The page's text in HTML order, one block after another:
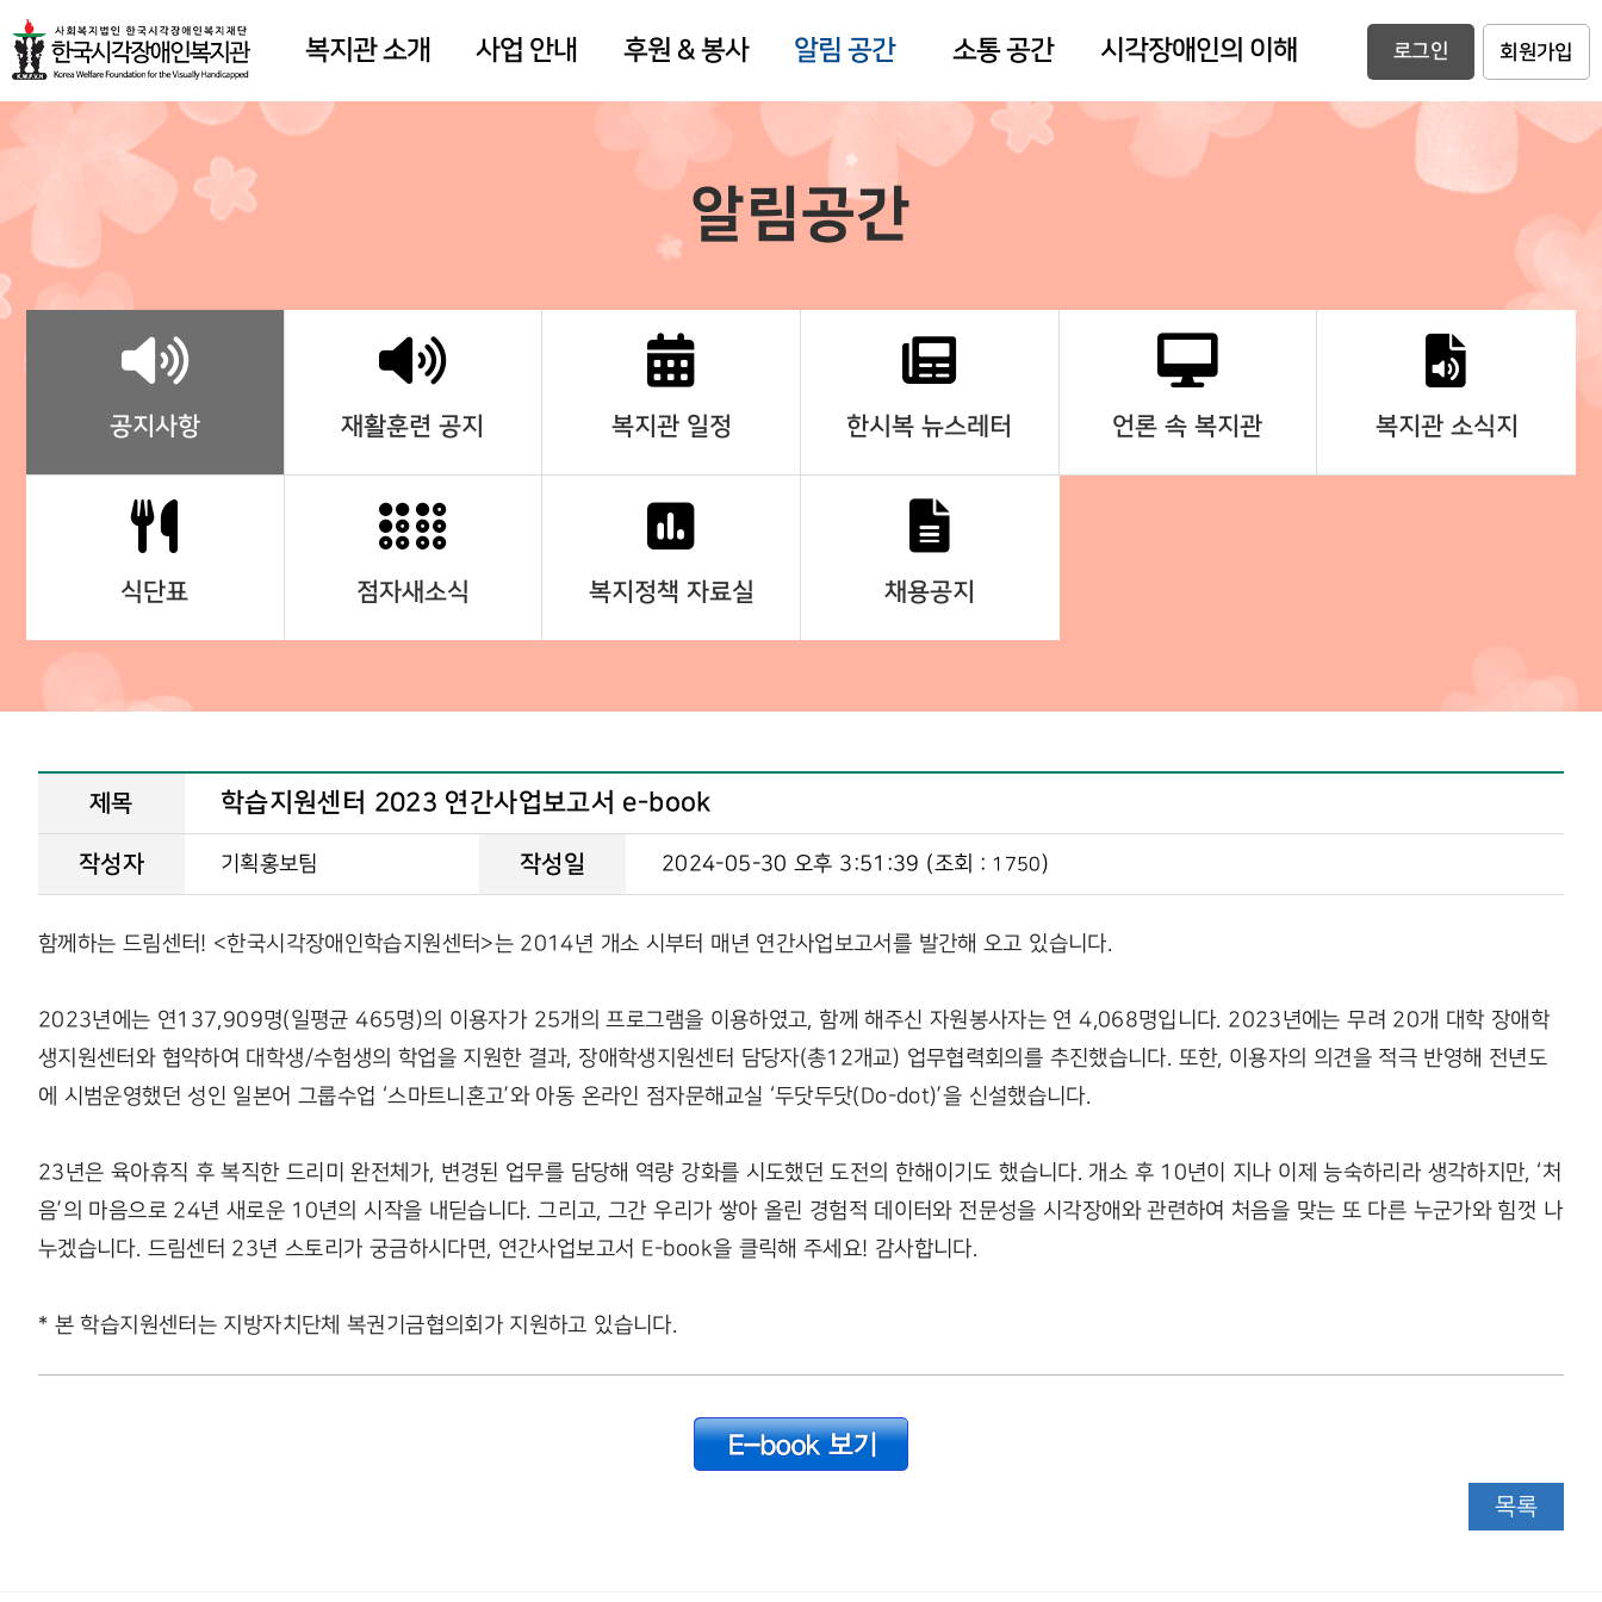
복지관 소개 사업 안내 후원 & 봉사 알림 공간 소통 공간 시각장애인의 이해 로그인 회원가입
알림공간
공지사항 재활훈련 공지 복지관 일정 한시복 뉴스레터 언론 속 복지관 복지관 소식지
식단표 점자새소식 복지정책 자료실 채용공지
제목 학습지원센터 2023 연간사업보고서 e-book
작성자 기획홍보팀 작성일 2024-05-30 오후 3:51:39 (조회 : 1750)
함께하는 드림센터! <한국시각장애인학습지원센터>는 2014년 개소 시부터 매년 연간사업보고서를 발간해 오고 있습니다.
2023년에는 연137,909명(일평균 465명)의 이용자가 25개의 프로그램을 이용하였고, 함께 해주신 자원봉사자는 연 4,068명입니다. 2023년에는 무려 20개 대학 장애학
생지원센터와 협약하여 대학생/수험생의 학업을 지원한 결과, 장애학생지원센터 담당자(총12개교) 업무협력회의를 추진했습니다. 또한, 이용자의 의견을 적극 반영해 전년도
에 시범운영했던 성인 일본어 그룹수업 ‘스마트니혼고’와 아동 온라인 점자문해교실 ‘두닷두닷(Do-dot)’을 신설했습니다.
23년은 육아휴직 후 복직한 드리미 완전체가, 변경된 업무를 담당해 역량 강화를 시도했던 도전의 한해이기도 했습니다. 개소 후 10년이 지나 이제 능숙하리라 생각하지만, ‘처
음’의 마음으로 24년 새로운 10년의 시작을 내딛습니다. 그리고, 그간 우리가 쌓아 올린 경험적 데이터와 전문성을 시각장애와 관련하여 처음을 맞는 또 다른 누군가와 힘껏 나
누겠습니다. 드림센터 23년 스토리가 궁금하시다면, 연간사업보고서 E-book을 클릭해 주세요! 감사합니다.
* 본 학습지원센터는 지방자치단체 복권기금협의회가 지원하고 있습니다.
목록